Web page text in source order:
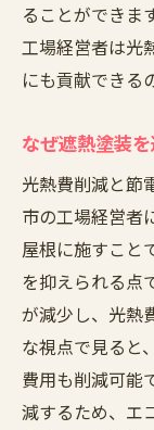
ることができま
工場経営者は光
にも貢献できる
なぜ遮熱塗装
光熱費削減と節
市の工場経営者
屋根に施すこと
を抑えられる点
が減少し、光熱
な視点で見ると
費用も削減可能
減するため、エ